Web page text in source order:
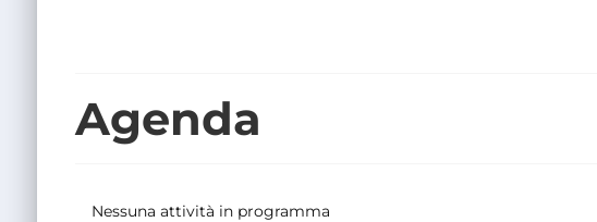
Agenda
Nessuna attività in programma